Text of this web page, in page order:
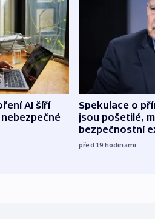
AI šíří
Spekulace o
jsou pošetilé,
bezpečnostní
před 19 hodinami